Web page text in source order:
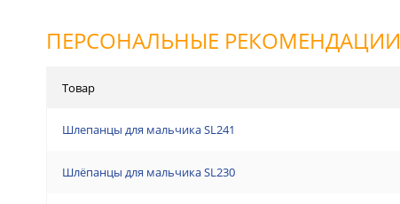
ПЕРСОНАЛЬНЫЕ РЕКОМЕНДАЦИИ
Товар
Шлепанцы для мальчика SL241
Шлёпанцы для мальчика SL230